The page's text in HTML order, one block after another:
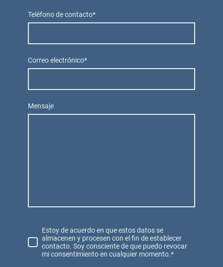
Teléfono de contacto*
Correo electrónico*
Mensaje
Estoy de acuerdo en que estos datos se
almacenen y procesen con el fin de establecer
contacto. Soy consciente de que puedo revocar
mi consentimiento en cualquier momento.*